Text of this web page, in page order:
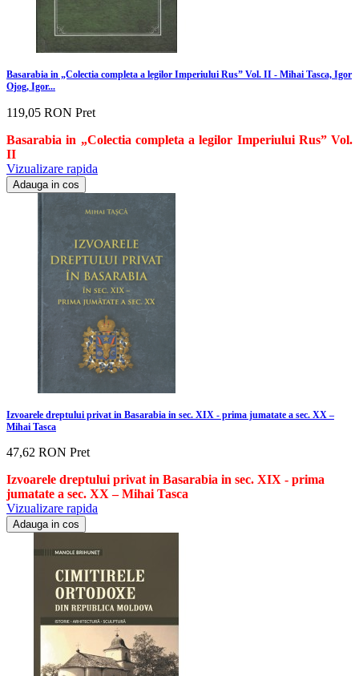
Basarabia in „Colectia completa a legilor Imperiului Rus” Vol. II - Mihai Tasca, Igor
Ojog, Igor...
119,05 RON Pret
Basarabia in „Colectia completa a legilor Imperiului Rus” Vol.
II
Vizualizare rapida
Adauga in cos
Izvoarele dreptului privat in Basarabia in sec. XIX - prima jumatate a sec. XX –
Mihai Tasca
47,62 RON Pret
Izvoarele dreptului privat in Basarabia in sec. XIX - prima
jumatate a sec. XX – Mihai Tasca
Vizualizare rapida
Adauga in cos